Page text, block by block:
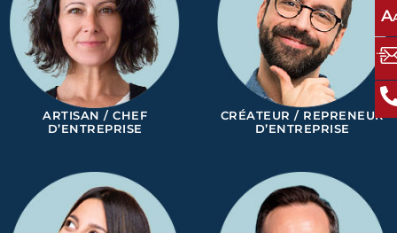
A
ARTISAN / CHEF
D’ENTREPRISE
CRÉATEUR / REPRENEUR
D’ENTREPRISE